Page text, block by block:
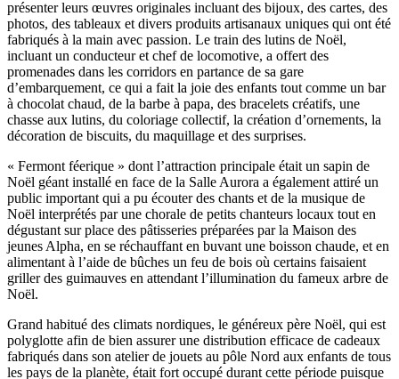
présenter leurs œuvres originales incluant des bijoux, des cartes, des
photos, des tableaux et divers produits artisanaux uniques qui ont été
fabriqués à la main avec passion. Le train des lutins de Noël,
incluant un conducteur et chef de locomotive, a offert des
promenades dans les corridors en partance de sa gare
d’embarquement, ce qui a fait la joie des enfants tout comme un bar
à chocolat chaud, de la barbe à papa, des bracelets créatifs, une
chasse aux lutins, du coloriage collectif, la création d’ornements, la
décoration de biscuits, du maquillage et des surprises.
« Fermont féerique » dont l’attraction principale était un sapin de
Noël géant installé en face de la Salle Aurora a également attiré un
public important qui a pu écouter des chants et de la musique de
Noël interprétés par une chorale de petits chanteurs locaux tout en
dégustant sur place des pâtisseries préparées par la Maison des
jeunes Alpha, en se réchauffant en buvant une boisson chaude, et en
alimentant à l’aide de bûches un feu de bois où certains faisaient
griller des guimauves en attendant l’illumination du fameux arbre de
Noël.
Grand habitué des climats nordiques, le généreux père Noël, qui est
polyglotte afin de bien assurer une distribution efficace de cadeaux
fabriqués dans son atelier de jouets au pôle Nord aux enfants de tous
les pays de la planète, était fort occupé durant cette période puisque